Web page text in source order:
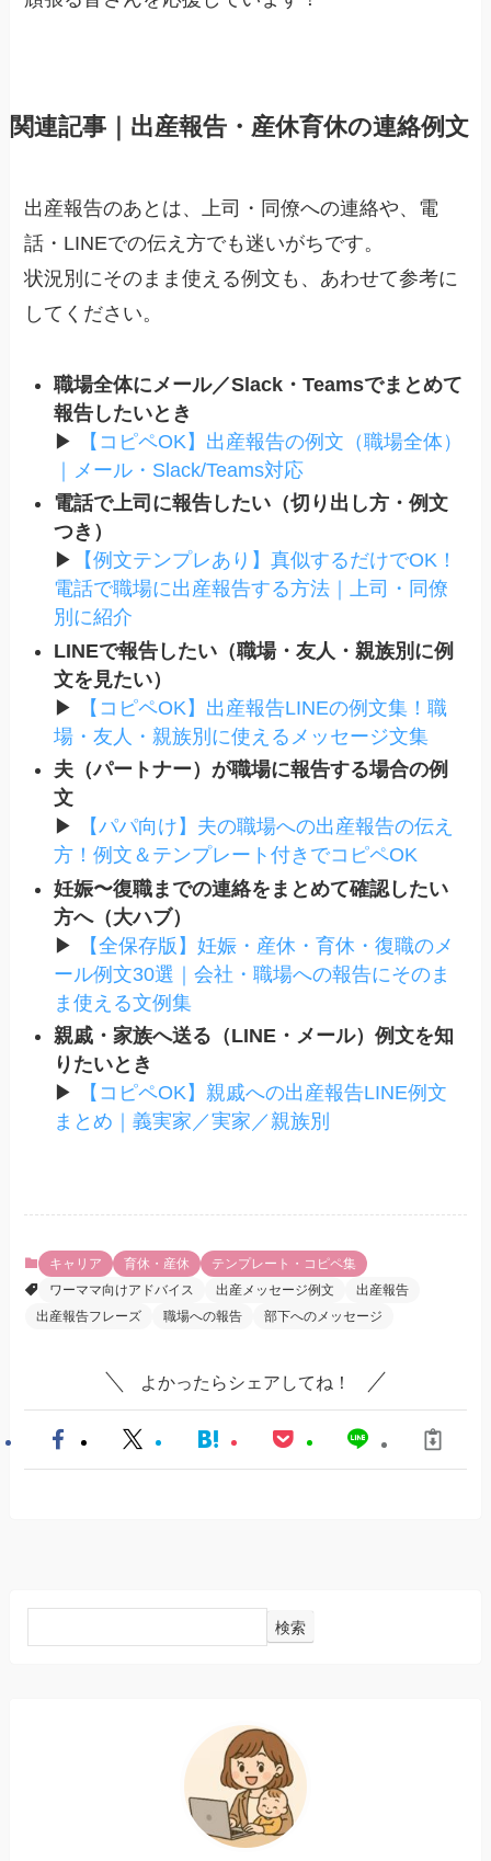
関連記事｜出産報告・産休育休の連絡例文
出産報告のあとは、上司・同僚への連絡や、電
話・LINEでの伝え方でも迷いがちです。
状況別にそのまま使える例文も、あわせて参考に
してください。
職場全体にメール／Slack・Teamsでまとめて
報告したいとき
▶
【コピペOK】出産報告の例文（職場全体）
｜メール・Slack/Teams対応
電話で上司に報告したい（切り出し方・例文
つき）
▶
【例文テンプレあり】真似するだけでOK！
電話で職場に出産報告する方法｜上司・同僚
別に紹介
LINEで報告したい（職場・友人・親族別に例
文を見たい）
▶
【コピペOK】出産報告LINEの例文集！職
場・友人・親族別に使えるメッセージ文集
夫（パートナー）が職場に報告する場合の例
文
▶
【パパ向け】夫の職場への出産報告の伝え
方！例文＆テンプレート付きでコピペOK
妊娠〜復職までの連絡をまとめて確認したい
方へ（大ハブ）
▶
【全保存版】妊娠・産休・育休・復職のメ
ール例文30選｜会社・職場への報告にそのま
ま使える文例集
親戚・家族へ送る（LINE・メール）例文を知
りたいとき
▶
【コピペOK】親戚への出産報告LINE例文
まとめ｜義実家／実家／親族別
キャリア 育休・産休
テンプレート・コピペ集
ワーママ向けアドバイス
出産メッセージ例文
出産報告
出産報告フレーズ
職場への報告 部下へのメッセージ
よかったらシェアしてね！
検索